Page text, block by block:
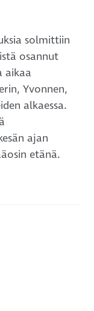
solmittiin
osannut
aikaa
Yvonnen,
alkaessa.
ajan
etänä.